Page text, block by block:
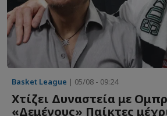
Basket League | 05/08 - 09:24
Χτίζει Δυναστεία με
«Δεμένους» Παίκτες